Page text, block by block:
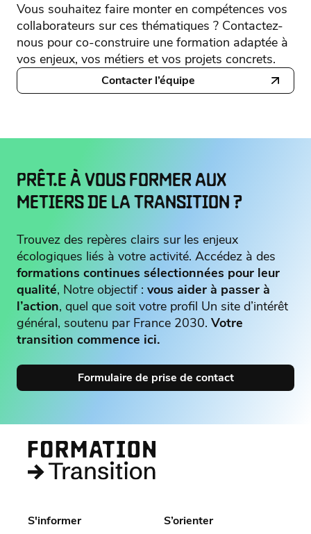
Vous souhaitez faire monter en compétences vos
collaborateurs sur ces thématiques ? Contactez-
nous pour co-construire une formation adaptée à
vos enjeux, vos métiers et vos projets concrets.
Contacter l’équipe
PRÊT.E À VOUS FORMER AUX
METIERS DE LA TRANSITION ?
Trouvez des repères clairs sur les enjeux
écologiques liés à votre activité. Accédez à des
formations continues sélectionnées pour leur
qualité, Notre objectif : vous aider à passer à
l’action, quel que soit votre profil Un site d’intérêt
général, soutenu par France 2030. Votre
transition commence ici.
Formulaire de prise de contact
S'informer
S’orienter